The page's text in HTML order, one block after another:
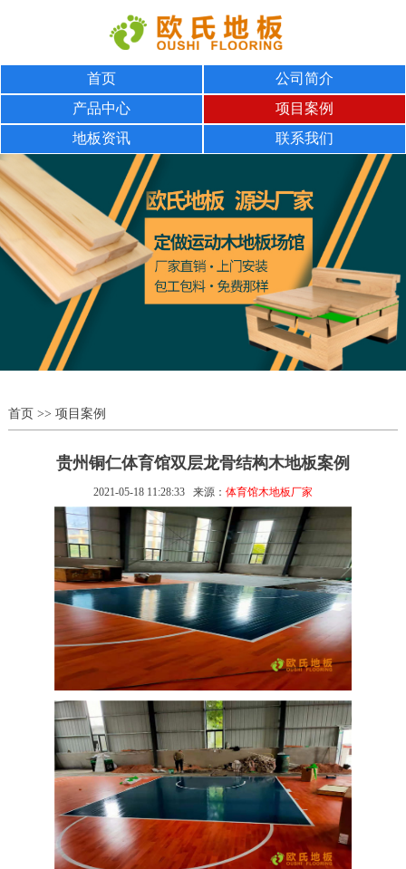
首页
公司简介
产品中心
项目案例
地板资讯
联系我们
首页>> 项目案例
贵州铜仁体育馆双层龙骨结构木地板案例
2021-05-18 11:28:33 来源： 体育馆木地板厂家